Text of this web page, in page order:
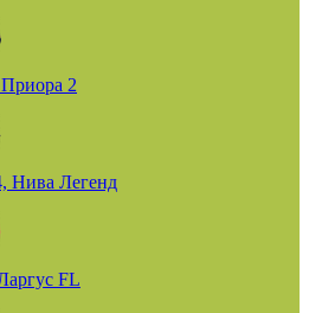
2
Нива Легенд
FL